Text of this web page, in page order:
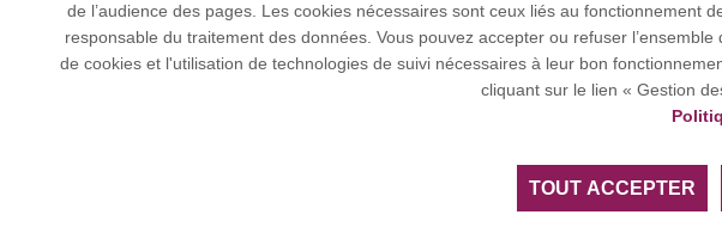
L’Université Paris-Saclay coordonne l'Alliance européenne
de l’audience des pages. Les cookies nécessaires sont ceux liés au fonctionnement
responsable du traitement des données. Vous pouvez accepter ou refuser
de cookies et l'utilisation de technologies de suivi nécessaires à leur bon
cliquant sur le lien « Gestion
TOUT ACCEPTER